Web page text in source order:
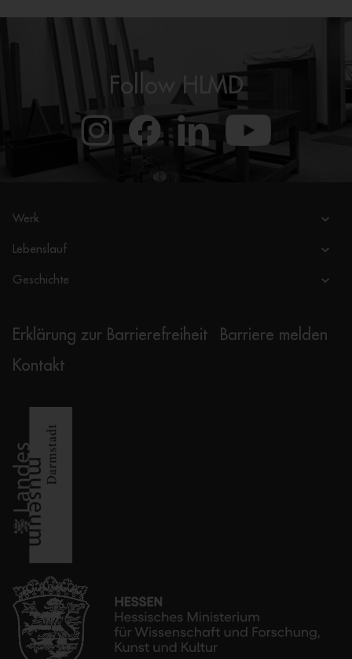
Follow HLMD
Werk
Lebenslauf
Geschichte
Erklärung zur Barrierefreiheit
Barriere melden
Kontakt